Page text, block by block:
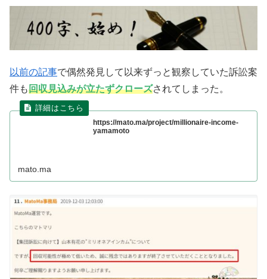
以前の記事で偶然発見して以来ずっと観察していた訴訟案
件も回収見込みが立たずクローズされてしまった。
https://mato.ma/project/millionaire-income-
yamamoto
mato.ma